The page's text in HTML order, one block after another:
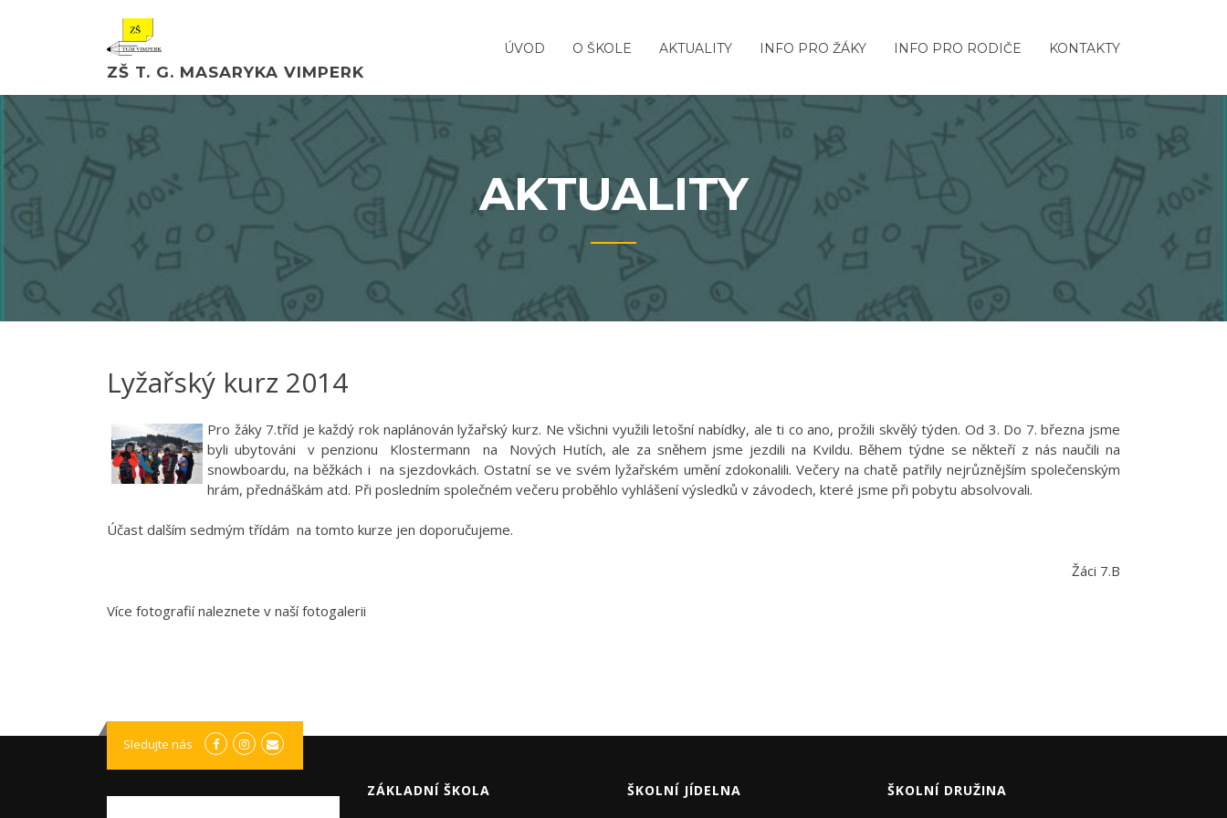
ZŠ T. G. MASARYKA VIMPERK
ÚVOD O ŠKOLE AKTUALITY INFO PRO ŽÁKY INFO PRO RODIČE KONTAKTY
AKTUALITY
Lyžařský kurz 2014
Pro žáky 7.tříd je každý rok naplánován lyžařský kurz. Ne všichni využili letošní nabídky, ale ti co ano, prožili skvělý týden. Od 3. Do 7. března jsme
byli ubytováni
v penzionu Klostermann na
Nových Hutích, ale za sněhem jsme jezdili na Kvildu. Během týdne se někteří z nás naučili na
snowboardu, na běžkách i na sjezdovkách. Ostatní se ve svém lyžařském umění zdokonalili. Večery na chatě patřily nejrůznějším společenským
hrám, přednáškám atd. Při posledním společném večeru proběhlo vyhlášení výsledků v závodech, které jsme při pobytu absolvovali.
Účast dalším sedmým třídám na tomto kurze jen doporučujeme.
Žáci 7.B
Více fotografií naleznete v naší fotogalerii
Sledujte nás
ZÁKLADNÍ ŠKOLA ŠKOLNÍ JÍDELNA ŠKOLNÍ DRUŽINA